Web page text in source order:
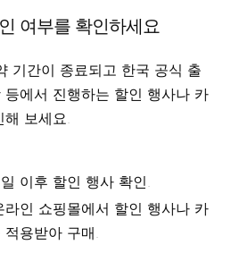
여부를 확인하세요
기간이 종료되고 한국 공식 출
에서 진행하는 할인 행사나 카
해 보세요.
이후 할인 행사 확인.
라인 쇼핑몰에서 할인 행사나 카
용받아 구매.